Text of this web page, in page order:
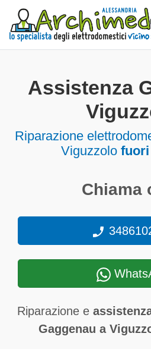
Assistenza
Riparazione
Viguzzolo fuori
Chiama
Riparazione e
Gaggenau a